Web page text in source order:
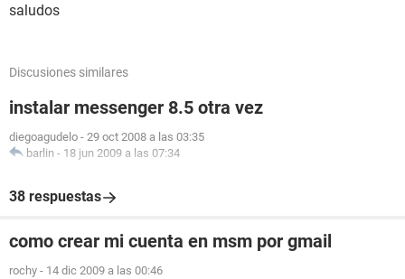
saludos
Discusiones similares
instalar messenger 8.5 otra vez
diegoagudelo - 29 oct 2008 a las 03:35
barlin - 18 jun 2009 a las 07:34
38 respuestas
como crear mi cuenta en msm por gmail
rochy - 14 dic 2009 a las 00:46